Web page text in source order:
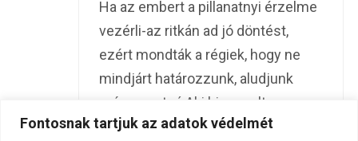
Fontosnak tartjuk az adatok védelmét
Ha az embert a pillanatnyi érzelme
vezérli-az ritkán ad jó döntést,
ezért mondták a régiek, hogy ne
mindjárt határozzunk, aludjunk
még egyet rá.Aki hires volt a
józanságáról,rendkívüli